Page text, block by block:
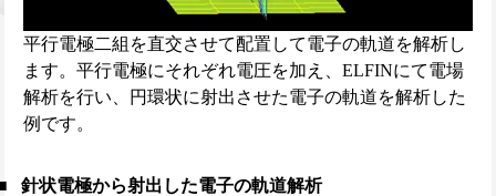
平行電極二組を直交させて配置して電子の軌道を解析し
ます。平行電極にそれぞれ電圧を加え、ELFINにて電場
解析を行い、円環状に射出させた電子の軌道を解析した
例です。
針状電極から射出した電子の軌道解析